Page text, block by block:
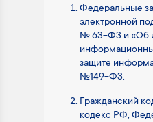
Федеральные
электронной
№ 63-ФЗ и «Об
защите
№149-ФЗ.
Гражданский
кодекс РФ,